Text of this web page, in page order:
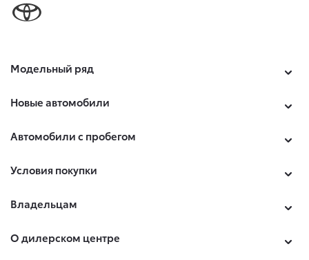
Модельный ряд
Новые автомобили
Автомобили с пробегом
Условия покупки
Владельцам
О дилерском центре